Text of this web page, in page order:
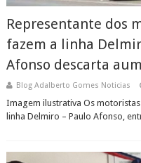
Representante dos
fazem a linha
Afonso descarta
Blog Adalberto Gomes Noticias
Imagem ilustrativa Os
linha Delmiro – Paulo Afonso,